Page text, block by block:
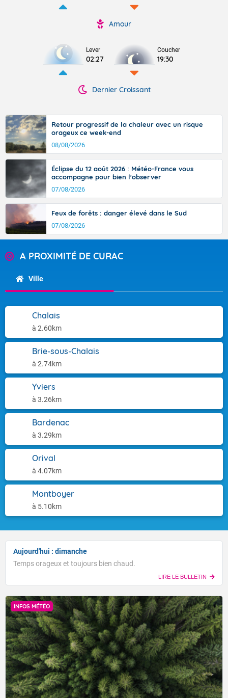
Amour
Lever
02:27
Coucher
19:30
Dernier Croissant
Retour progressif de la chaleur avec un risque
orageux ce week-end
08/08/2026
Éclipse du 12 août 2026 : Météo-France vous
accompagne pour bien l'observer
07/08/2026
Feux de forêts : danger élevé dans le Sud
07/08/2026
A PROXIMITÉ DE CURAC
Ville
Chalais
à 2.60km
Brie-sous-Chalais
à 2.74km
Yviers
à 3.26km
Bardenac
à 3.29km
Orival
à 4.07km
Montboyer
à 5.10km
Aujourd'hui : dimanche
Temps orageux et toujours bien chaud.
LIRE LE BULLETIN
INFOS MÉTÉO